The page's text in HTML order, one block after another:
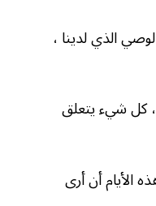
الذي لدينا ،
، كل شيء يتعلق
الأيام أن أرى